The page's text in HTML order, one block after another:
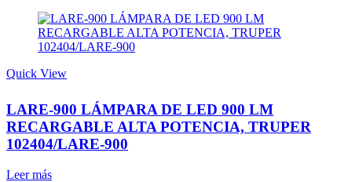
Quick View
LARE-900 LÁMPARA DE LED 900 LM
RECARGABLE ALTA POTENCIA, TRUPER
102404/LARE-900
Leer más